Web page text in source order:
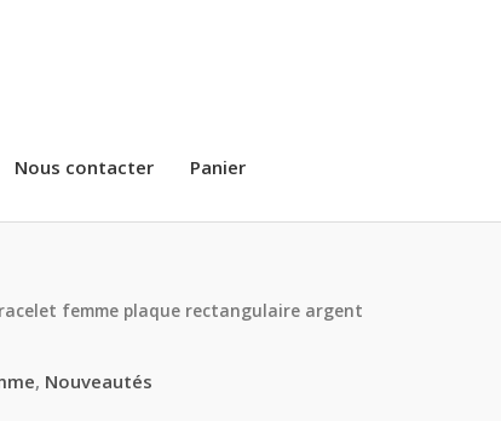
Nous contacter Panier
femme plaque rectangulaire argent
, Nouveautés